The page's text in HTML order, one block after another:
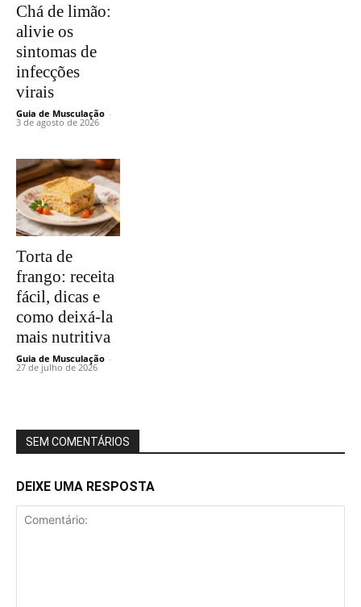
Chá de limão:
alivie os
sintomas de
infecções
virais
Guia de Musculação -
3 de agosto de 2026
Torta de
frango: receita
fácil, dicas e
como deixá-la
mais nutritiva
Guia de Musculação -
27 de julho de 2026
SEM COMENTÁRIOS
DEIXE UMA RESPOSTA